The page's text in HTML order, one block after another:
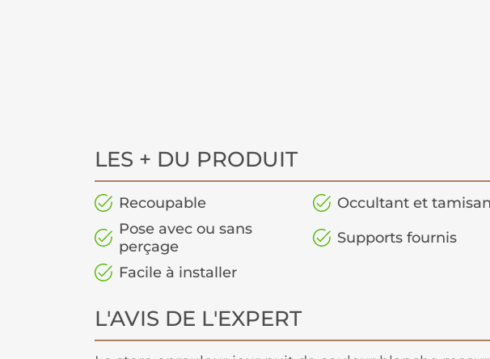
LES + DU PRODUIT
Recoupable
Occultant et
Pose avec ou sans
perçage
Supports fournis
Facile à installer
L'AVIS DE L'EXPERT